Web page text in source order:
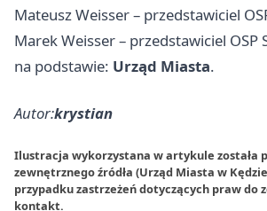
Mateusz Weisser – przedstawiciel
Marek Weisser – przedstawiciel OSP
na podstawie: Urząd Miasta.
Autor:krystian
Ilustracja wykorzystana w artykule została
zewnętrznego źródła (Urząd Miasta w
przypadku zastrzeżeń dotyczących praw do
kontakt.